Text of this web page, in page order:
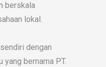
berskala
lokal.
dengan
yang bernama PT.